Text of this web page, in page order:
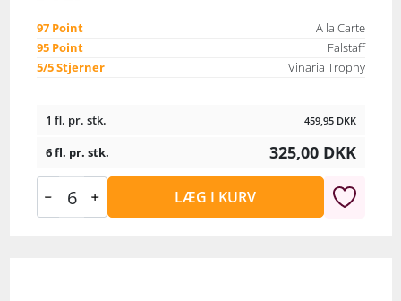
97 Point
A la Carte
95 Point
Falstaff
5/5 Stjerner
Vinaria Trophy
1 fl. pr. stk. 459,95 DKK
6 fl. pr. stk. 325,00 DKK
LÆG I KURV